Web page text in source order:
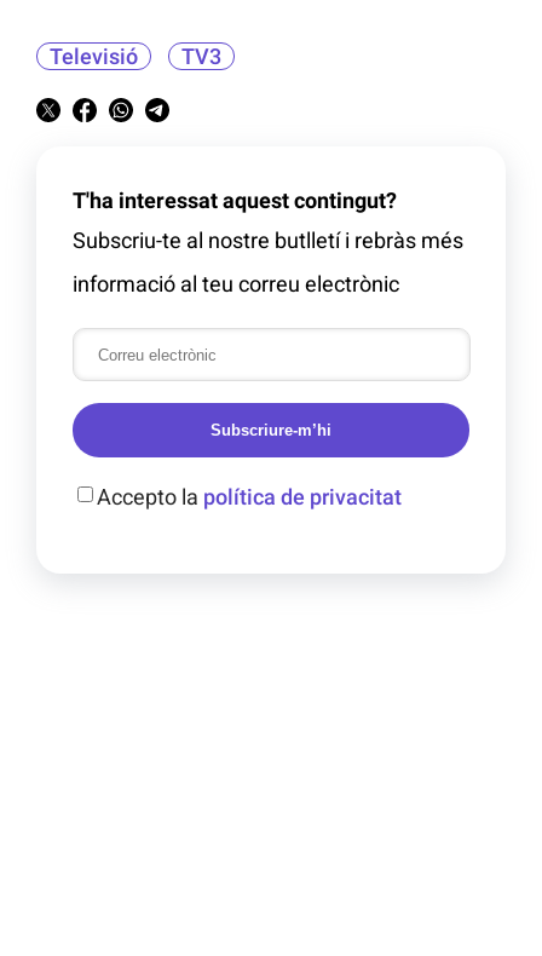
Televisió TV3
T'ha interessat aquest contingut?
Subscriu-te al nostre butlletí i rebràs més
informació al teu correu electrònic
Subscriure-m’hi
Accepto la política de privacitat